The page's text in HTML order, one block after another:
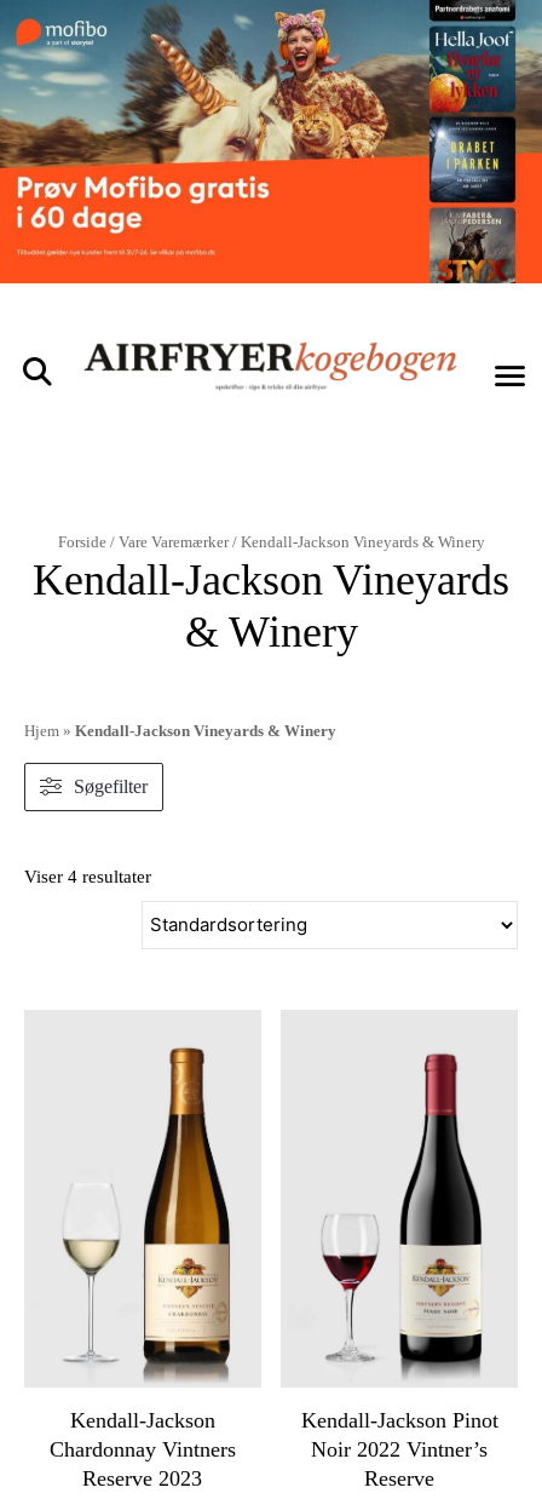
Forside/ Vare Varemærker / Kendall-Jackson Vineyards & Winery
Kendall-Jackson Vineyards
& Winery
Hjem » Kendall-Jackson Vineyards & Winery
Søgefilter
Viser 4 resultater
Kendall-Jackson
Chardonnay Vintners
Reserve 2023
Kendall-Jackson Pinot
Noir 2022 Vintner’s
Reserve